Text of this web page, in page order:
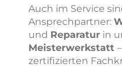
Auch im Service
Ansprechpartner:
und Reparatur in
Meisterwerkstatt
zertifizierten